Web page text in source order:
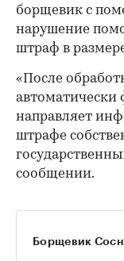
борщевик с
нарушение
штраф в
«После
автоматически
направляет
штрафе
сообщении.
Борщевик